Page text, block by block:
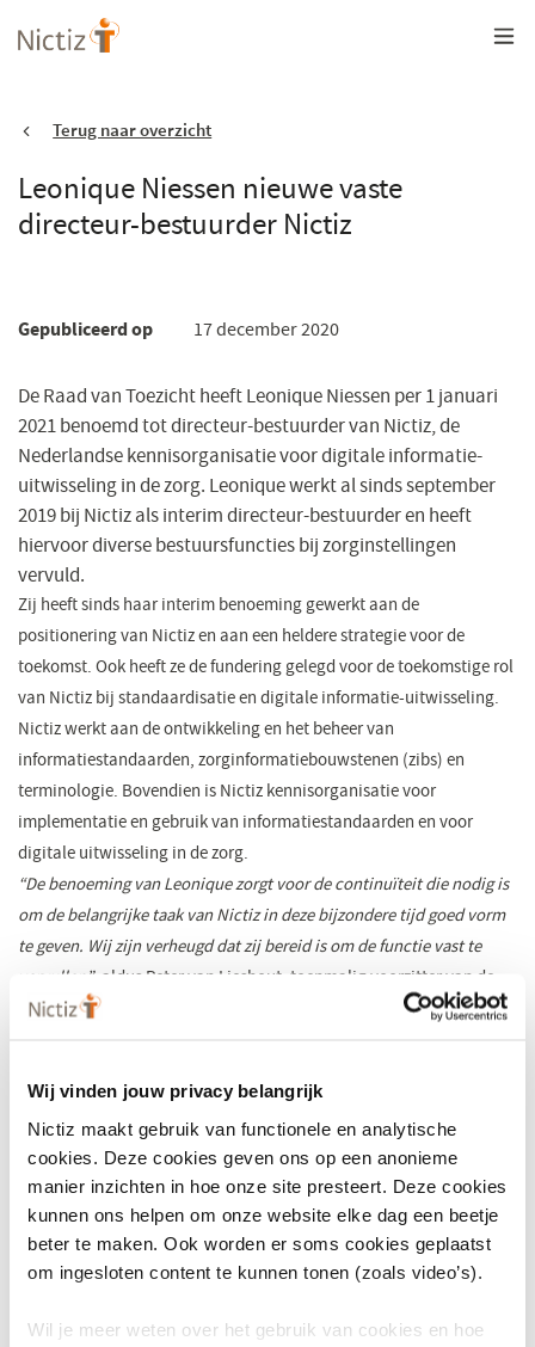
Wij vinden jouw privacy belangrijk
Nictiz maakt gebruik van functionele en analytische
cookies. Deze cookies geven ons op een anonieme
manier inzichten in hoe onze site presteert. Deze cookies
kunnen ons helpen om onze website elke dag een beetje
beter te maken. Ook worden er soms cookies geplaatst
om ingesloten content te kunnen tonen (zoals video’s).
Wil je meer weten over het gebruik van cookies en hoe
Overslaan
en
gaanTerug naar overzicht
Leonique Niessen nieuwe vaste
directeur-bestuurder Nictiz
Gepubliceerd op 17 december 2020
De Raad van Toezicht heeft Leonique Niessen per 1 januari
2021 benoemd tot directeur-bestuurder van Nictiz, de
Nederlandse kennisorganisatie voor digitale informatie-
uitwisseling in de zorg. Leonique werkt al sinds september
2019 bij Nictiz als interim directeur-bestuurder en heeft
hiervoor diverse bestuursfuncties bij zorginstellingen
vervuld.
Zij heeft sinds haar interim benoeming gewerkt aan de
positionering van Nictiz en aan een heldere strategie voor de
toekomst. Ook heeft ze de fundering gelegd voor de toekomstige rol
van Nictiz bij standaardisatie en digitale informatie-uitwisseling.
Nictiz werkt aan de ontwikkeling en het beheer van
informatiestandaarden, zorginformatiebouwstenen (zibs) en
terminologie. Bovendien is Nictiz kennisorganisatie voor
implementatie en gebruik van informatiestandaarden en voor
digitale uitwisseling in de zorg.
“De benoeming van Leonique zorgt voor de continuïteit die nodig is
om de belangrijke taak van Nictiz in deze bijzondere tijd goed vorm
te geven. Wij zijn verheugd dat zij bereid is om de functie vast te
vervullen”, aldus Peter van Lieshout, toenmalig voorzitter van de
Raad van Toezicht
leveren aan het verbeteren van de zorg en daarmee aan de
gezondheid van mensen.”
Over Nictiz
Nictiz is de landelijke kennisorganisatie die zich inzet voor digitale
informatie-uitwisseling in de zorg. Nictiz doet dit onder meer door
het gebruiksgericht ontwikkelen en het beheren van
in de zorg. Nictiz signaleert en adviseert partijen in de zorg over